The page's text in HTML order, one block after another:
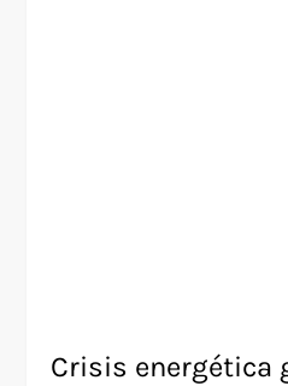
Crisis energética